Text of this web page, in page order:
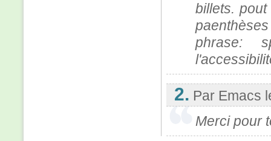
billets.
phrase:
2. Par Emacs
Merci pour